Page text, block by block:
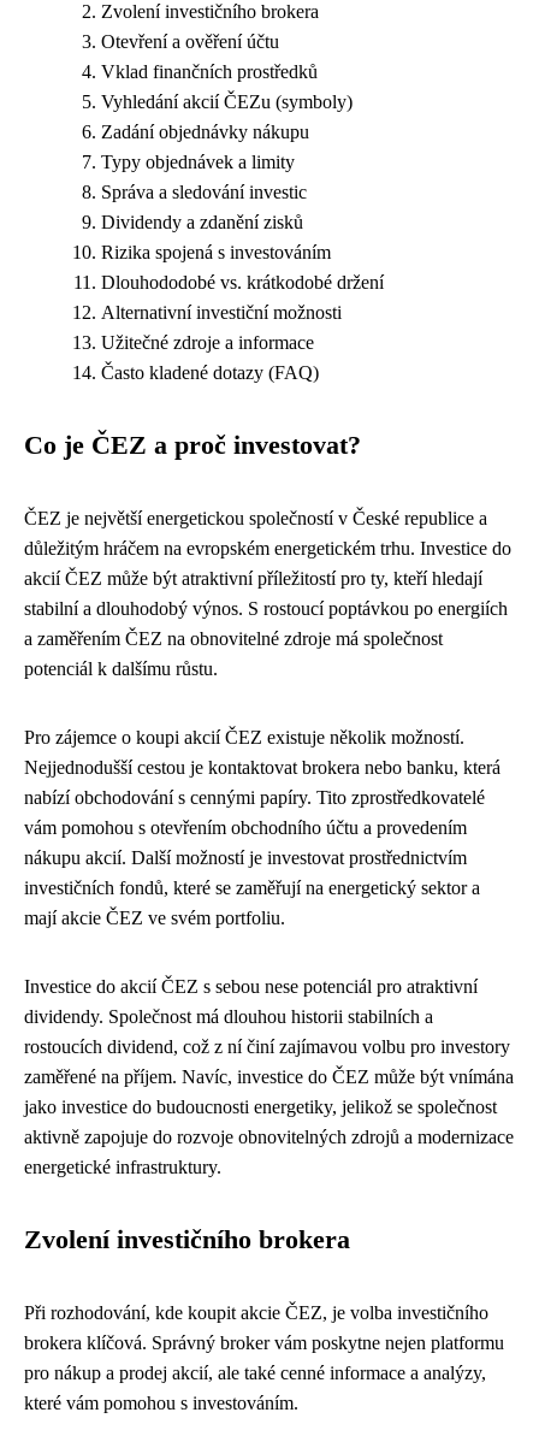
Zvolení investičního brokera
Otevření a ověření účtu
Vklad finančních prostředků
Vyhledání akcií ČEZu (symboly)
Zadání objednávky nákupu
Typy objednávek a limity
Správa a sledování investic
Dividendy a zdanění zisků
Rizika spojená s investováním
Dlouhododobé vs. krátkodobé držení
Alternativní investiční možnosti
Užitečné zdroje a informace
Často kladené dotazy (FAQ)
Co je ČEZ a proč investovat?
ČEZ je největší energetickou společností v České republice a
důležitým hráčem na evropském energetickém trhu. Investice do
akcií ČEZ může být atraktivní příležitostí pro ty, kteří hledají
stabilní a dlouhodobý výnos. S rostoucí poptávkou po energiích
a zaměřením ČEZ na obnovitelné zdroje má společnost
potenciál k dalšímu růstu.
Pro zájemce o koupi akcií ČEZ existuje několik možností.
Nejjednodušší cestou je kontaktovat brokera nebo banku, která
nabízí obchodování s cennými papíry. Tito zprostředkovatelé
vám pomohou s otevřením obchodního účtu a provedením
nákupu akcií. Další možností je investovat prostřednictvím
investičních fondů, které se zaměřují na energetický sektor a
mají akcie ČEZ ve svém portfoliu.
Investice do akcií ČEZ s sebou nese potenciál pro atraktivní
dividendy. Společnost má dlouhou historii stabilních a
rostoucích dividend, což z ní činí zajímavou volbu pro investory
zaměřené na příjem. Navíc, investice do ČEZ může být vnímána
jako investice do budoucnosti energetiky, jelikož se společnost
aktivně zapojuje do rozvoje obnovitelných zdrojů a modernizace
energetické infrastruktury.
Zvolení investičního brokera
Při rozhodování, kde koupit akcie ČEZ, je volba investičního
brokera klíčová. Správný broker vám poskytne nejen platformu
pro nákup a prodej akcií, ale také cenné informace a analýzy,
které vám pomohou s investováním.